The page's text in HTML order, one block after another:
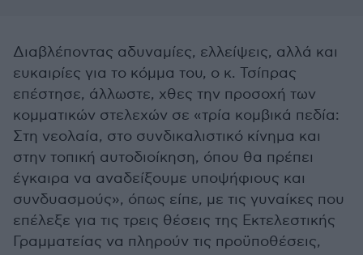
Διαβλέποντας αδυναμίες, ελλείψεις, αλλά και
ευκαιρίες για το κόμμα του, ο κ. Τσίπρας
επέστησε, άλλωστε, χθες την προσοχή των
κομματικών στελεχών σε «τρία κομβικά πεδία:
Στη νεολαία, στο συνδικαλιστικό κίνημα και
στην τοπική αυτοδιοίκηση, όπου θα πρέπει
έγκαιρα να αναδείξουμε υποψήφιους και
συνδυασμούς», όπως είπε, με τις γυναίκες που
επέλεξε για τις τρεις θέσεις της Εκτελεστικής
Γραμματείας να πληρούν τις προϋποθέσεις,